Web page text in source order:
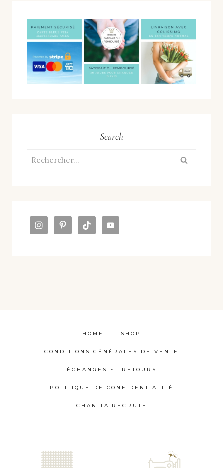
Search
Rechercher :
HOME SHOP
CONDITIONS GÉNÉRALES DE VENTE
ÉCHANGES ET RETOURS
POLITIQUE DE CONFIDENTIALITÉ
CHANITA RECRUTE